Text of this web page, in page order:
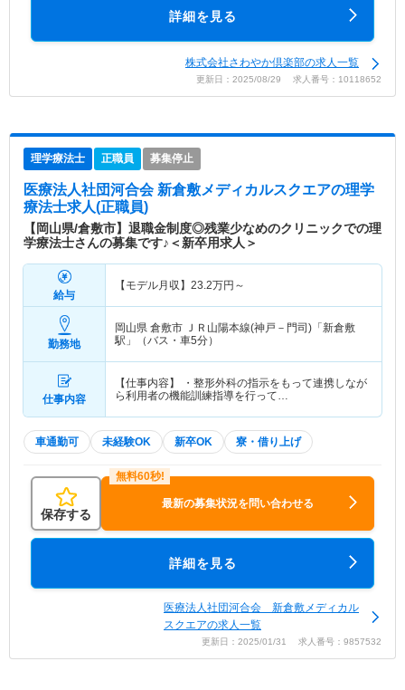
詳細を見る
株式会社さわやか倶楽部の求人一覧
更新日：2025/08/29 求人番号：10118652
理学療法士 正職員 募集停止
医療法人社団河合会 新倉敷メディカルスクエアの理学
療法士求人(正職員)
【岡山県/倉敷市】退職金制度◎残業少なめのクリニックでの理
学療法士さんの募集です♪＜新卒用求人＞
給与
【モデル月収】 23.2万円～
勤務地
岡山県 倉敷市 ＪＲ山陽本線(神戸－門司)「新倉敷
駅」（バス・車5分）
仕事内容
【仕事内容】 ・整形外科の指示をもって連携しなが
ら利用者の機能訓練指導を行って…
車通勤可 未経験OK 新卒OK 寮・借り上げ
保存する
最新の募集状況を問い合わせる
詳細を見る
医療法人社団河合会 新倉敷メディカル
スクエアの求人一覧
更新日：2025/01/31 求人番号：9857532